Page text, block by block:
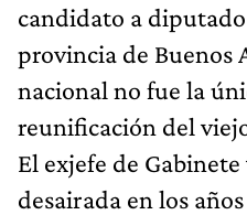
candidato a
provincia de Buenos
nacional no fue la
reunificación del
El exjefe de
desairada en los